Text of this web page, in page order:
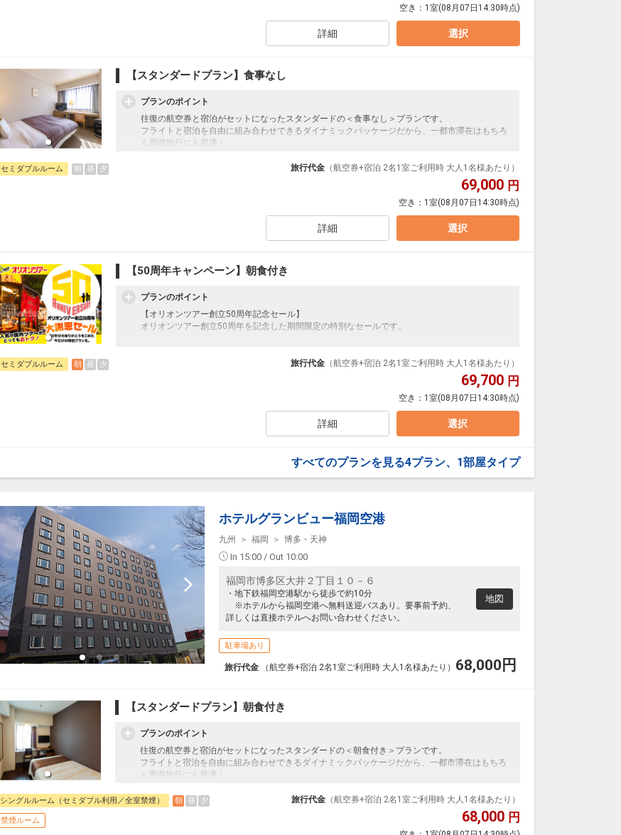
空き： 1室(08月07日14:30時点)
詳細 選択
【スタンダードプラン】食事なし
プランのポイント
往復の航空券と宿泊がセットになったスタンダードの＜食事なし＞プランです。
フライトと宿泊を自由に組み合わせできるダイナミックパッケージだから、一都市滞在はもちろ
ん周遊旅行にも最適！
JALマイレージ会員の方にはフライトマイルが50%貯まります。
セミダブルルーム 朝 昼 夕 旅行代金 （航空券+宿泊 2名1室ご利用時 大人1名様あたり）
69,000 円
空き： 1室(08月07日14:30時点)
詳細 選択
【50周年キャンペーン】朝食付き
プランのポイント
【オリオンツアー創立50周年記念セール】
オリオンツアー創立50周年を記念した期間限定の特別なセールです。
フライトと宿泊を自由に組み合わせできるダイナミックパッケージだから、一都市滞在はもちろ
博多名物をたっぷりと堪能できる人気の和洋バイキングです。
□時間：07:00～10:00（ラストオーダー09:30)
セミダブルルーム 朝 昼 夕 旅行代金 （航空券+宿泊 2名1室ご利用時 大人1名様あたり）
69,700 円
空き： 1室(08月07日14:30時点)
詳細 選択
すべてのプランを見る4プラン、1部屋タイプ
ホテルグランビュー福岡空港
九州 福岡 博多・天神
In 15:00 / Out 10:00
福岡市博多区大井２丁目１０－６
・地下鉄福岡空港駅から徒歩で約10分
※ホテルから福岡空港へ無料送迎バスあり。要事前予約、
詳しくは直接ホテルへお問い合わせください。
地図
駐車場あり
旅行代金 （航空券+宿泊 2名1室ご利用時 大人1名様あたり） 68,000 円
【スタンダードプラン】朝食付き
プランのポイント
往復の航空券と宿泊がセットになったスタンダードの＜朝食付き＞プランです。
フライトと宿泊を自由に組み合わせできるダイナミックパッケージだから、一都市滞在はもちろ
ん周遊旅行にも最適！
JALマイレージ会員の方にはフライトマイルが50%貯まります。
シングルルーム（セミダブル利用／全室禁煙） 朝 昼 夕
禁煙ルーム
旅行代金 （航空券+宿泊 2名1室ご利用時 大人1名様あたり）
68,000 円